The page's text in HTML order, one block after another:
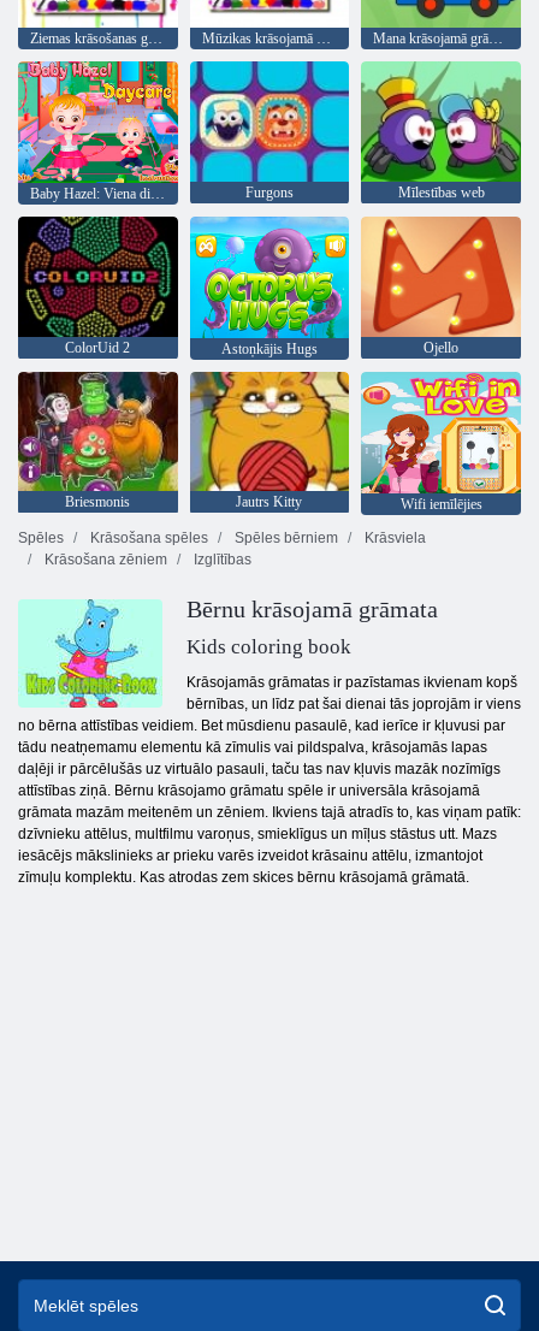
Ziemas krāsošanas grāmata Mūzikas krāsojamā grāmata Mana krāsojamā grāmata
Baby Hazel: Viena diena bērnudārzā Furgons Mīlestības web
ColorUid 2 Astoņkājis Hugs Ojello
Briesmonis Jautrs Kitty
Wifi iemīlējies
Spēles
Krāsošana spēles Spēles bērniem
Krāsviela
Krāsošana zēniem
Izglītības
Bērnu krāsojamā grāmata
Kids coloring book
Krāsojamās grāmatas ir pazīstamas ikvienam kopš
bērnības, un līdz pat šai dienai tās joprojām ir viens
no bērna attīstības veidiem. Bet mūsdienu pasaulē, kad ierīce ir kļuvusi par
tādu neatņemamu elementu kā zīmulis vai pildspalva, krāsojamās lapas
daļēji ir pārcēlušās uz virtuālo pasauli, taču tas nav kļuvis mazāk nozīmīgs
attīstības ziņā. Bērnu krāsojamo grāmatu spēle ir universāla krāsojamā
grāmata mazām meitenēm un zēniem. Ikviens tajā atradīs to, kas viņam patīk:
dzīvnieku attēlus, multfilmu varoņus, smieklīgus un mīļus stāstus utt. Mazs
iesācējs mākslinieks ar prieku varēs izveidot krāsainu attēlu, izmantojot
zīmuļu komplektu. Kas atrodas zem skices bērnu krāsojamā grāmatā.